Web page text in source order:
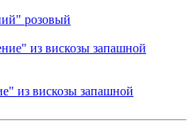
розовый
из вискозы запашной